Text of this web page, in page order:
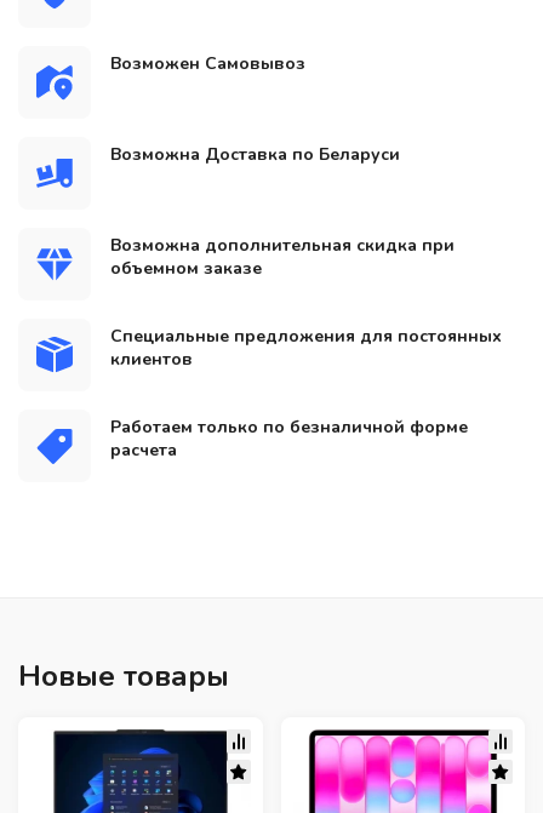
Возможен Самовывоз
Возможна Доставка по Беларуси
Возможна дополнительная скидка при
объемном заказе
Специальные предложения для постоянных
клиентов
Работаем только по безналичной форме
расчета
Новые товары